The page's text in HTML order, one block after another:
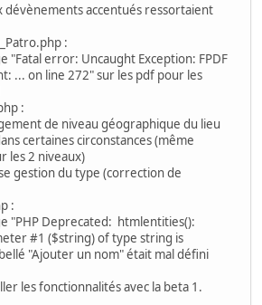
dévènements accentués ressortaient
:
"Fatal error: Uncaught Exception: FPDF
... on line 272" sur les pdf pour les
:
de niveau géographique du lieu
certaines circonstances (même
les 2 niveaux)
gestion du type (correction de
:
"PHP Deprecated: htmlentities():
#1 ($string) of type string is
"Ajouter un nom" était mal défini
les fonctionnalités avec la beta 1.